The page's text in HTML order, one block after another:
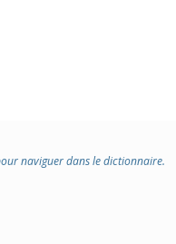
naviguer dans le dictionnaire.